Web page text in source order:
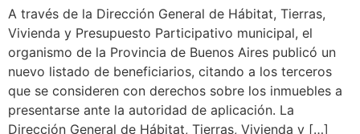
A través de la Dirección General de Hábitat, Tierras,
Vivienda y Presupuesto Participativo municipal, el
organismo de la Provincia de Buenos Aires publicó un
nuevo listado de beneficiarios, citando a los terceros
que se consideren con derechos sobre los inmuebles a
presentarse ante la autoridad de aplicación. La
Dirección General de Hábitat, Tierras, Vivienda y […]